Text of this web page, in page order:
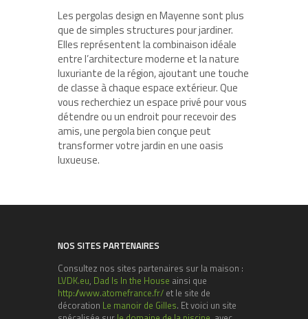
Les pergolas design en Mayenne sont plus
que de simples structures pour jardiner.
Elles représentent la combinaison idéale
entre l’architecture moderne et la nature
luxuriante de la région, ajoutant une touche
de classe à chaque espace extérieur. Que
vous recherchiez un espace privé pour vous
détendre ou un endroit pour recevoir des
amis, une pergola bien conçue peut
transformer votre jardin en une oasis
luxueuse.
NOS SITES PARTENAIRES
Consultez nos sites partenaires sur la maison :
LVDK.eu, Dad Is In the House ainsi que
http://www.atomefrance.fr/ et le site de
décoration Le manoir de Gilles. Et voici un site